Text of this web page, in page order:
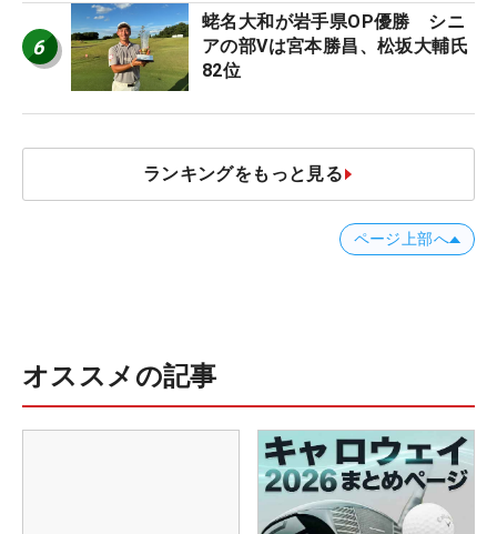
6
蛯名大和が岩手県OP優勝 シニ
アの部Vは宮本勝昌、松坂大輔氏
82位
ランキングをもっと見る
ページ上部へ
オススメの記事